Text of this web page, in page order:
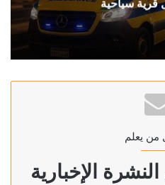
سياحية
من يعلم
الإخبارية